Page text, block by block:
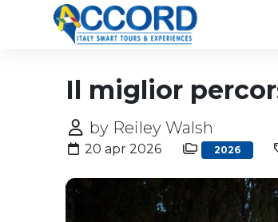
Il miglior
by Reiley Walsh
20 apr 2026 2026